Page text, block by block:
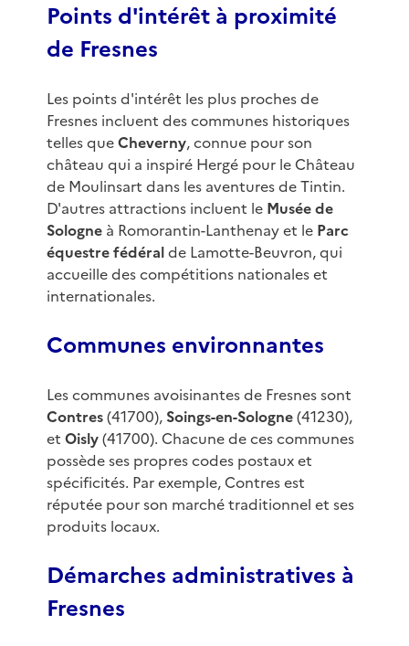
Points d'intérêt à proximité
de Fresnes
Les points d'intérêt les plus proches de
Fresnes incluent des communes historiques
telles queCheverny, connue pour son
château qui a inspiré Hergé pour le Château
de Moulinsart dans les aventures de Tintin.
D'autres attractions incluent le Musée de
Sologneà Romorantin-Lanthenay et le Parc
équestre fédéralde Lamotte-Beuvron, qui
accueille des compétitions nationales et
internationales.
Communes environnantes
Les communes avoisinantes de Fresnes sont
Contres(41700), Soings-en-Sologne(41230),
et Oisly(41700). Chacune de ces communes
possède ses propres codes postaux et
spécificités. Par exemple, Contres est
réputée pour son marché traditionnel et ses
produits locaux.
Démarches administratives à
Fresnes